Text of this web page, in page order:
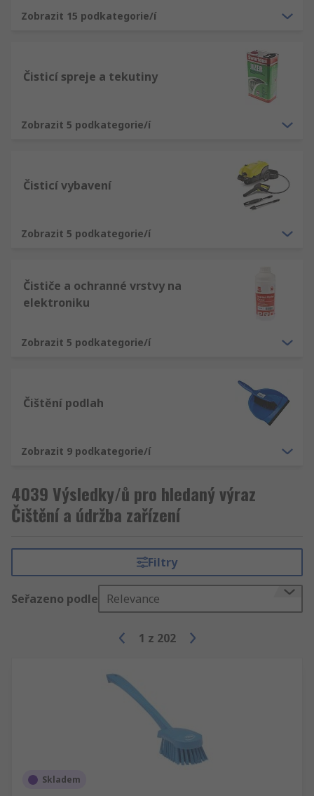
Zobrazit 15 podkategorie/í
Čisticí spreje a tekutiny
Zobrazit 5 podkategorie/í
Čisticí vybavení
Zobrazit 5 podkategorie/í
Čističe a ochranné vrstvy na
elektroniku
Zobrazit 5 podkategorie/í
Čištění podlah
Zobrazit 9 podkategorie/í
4039 Výsledky/ů pro hledaný výraz
Čištění a údržba zařízení
Filtry
Seřazeno podle Relevance
1 z 202
Skladem